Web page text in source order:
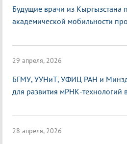
Будущие врачи из Кыргызстана
академической мобильности
29 апреля, 2026
БГМУ, УУНиТ, УФИЦ РАН и
для развития мРНК-технологий
28 апреля, 2026